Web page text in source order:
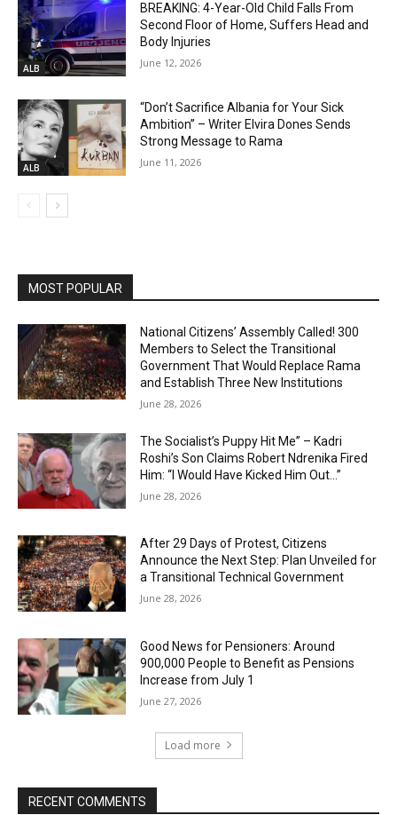
ALB
BREAKING: 4-Year-Old Child Falls From
Second Floor of Home, Suffers Head and
Body Injuries
June 12, 2026
ALB
“Don’t Sacrifice Albania for Your Sick
Ambition” – Writer Elvira Dones Sends
Strong Message to Rama
June 11, 2026
MOST POPULAR
National Citizens’ Assembly Called! 300
Members to Select the Transitional
Government That Would Replace Rama
and Establish Three New Institutions
June 28, 2026
The Socialist’s Puppy Hit Me” – Kadri
Roshi’s Son Claims Robert Ndrenika Fired
Him: “I Would Have Kicked Him Out…”
June 28, 2026
After 29 Days of Protest, Citizens
Announce the Next Step: Plan Unveiled for
a Transitional Technical Government
June 28, 2026
Good News for Pensioners: Around
900,000 People to Benefit as Pensions
Increase from July 1
June 27, 2026
Load more
RECENT COMMENTS